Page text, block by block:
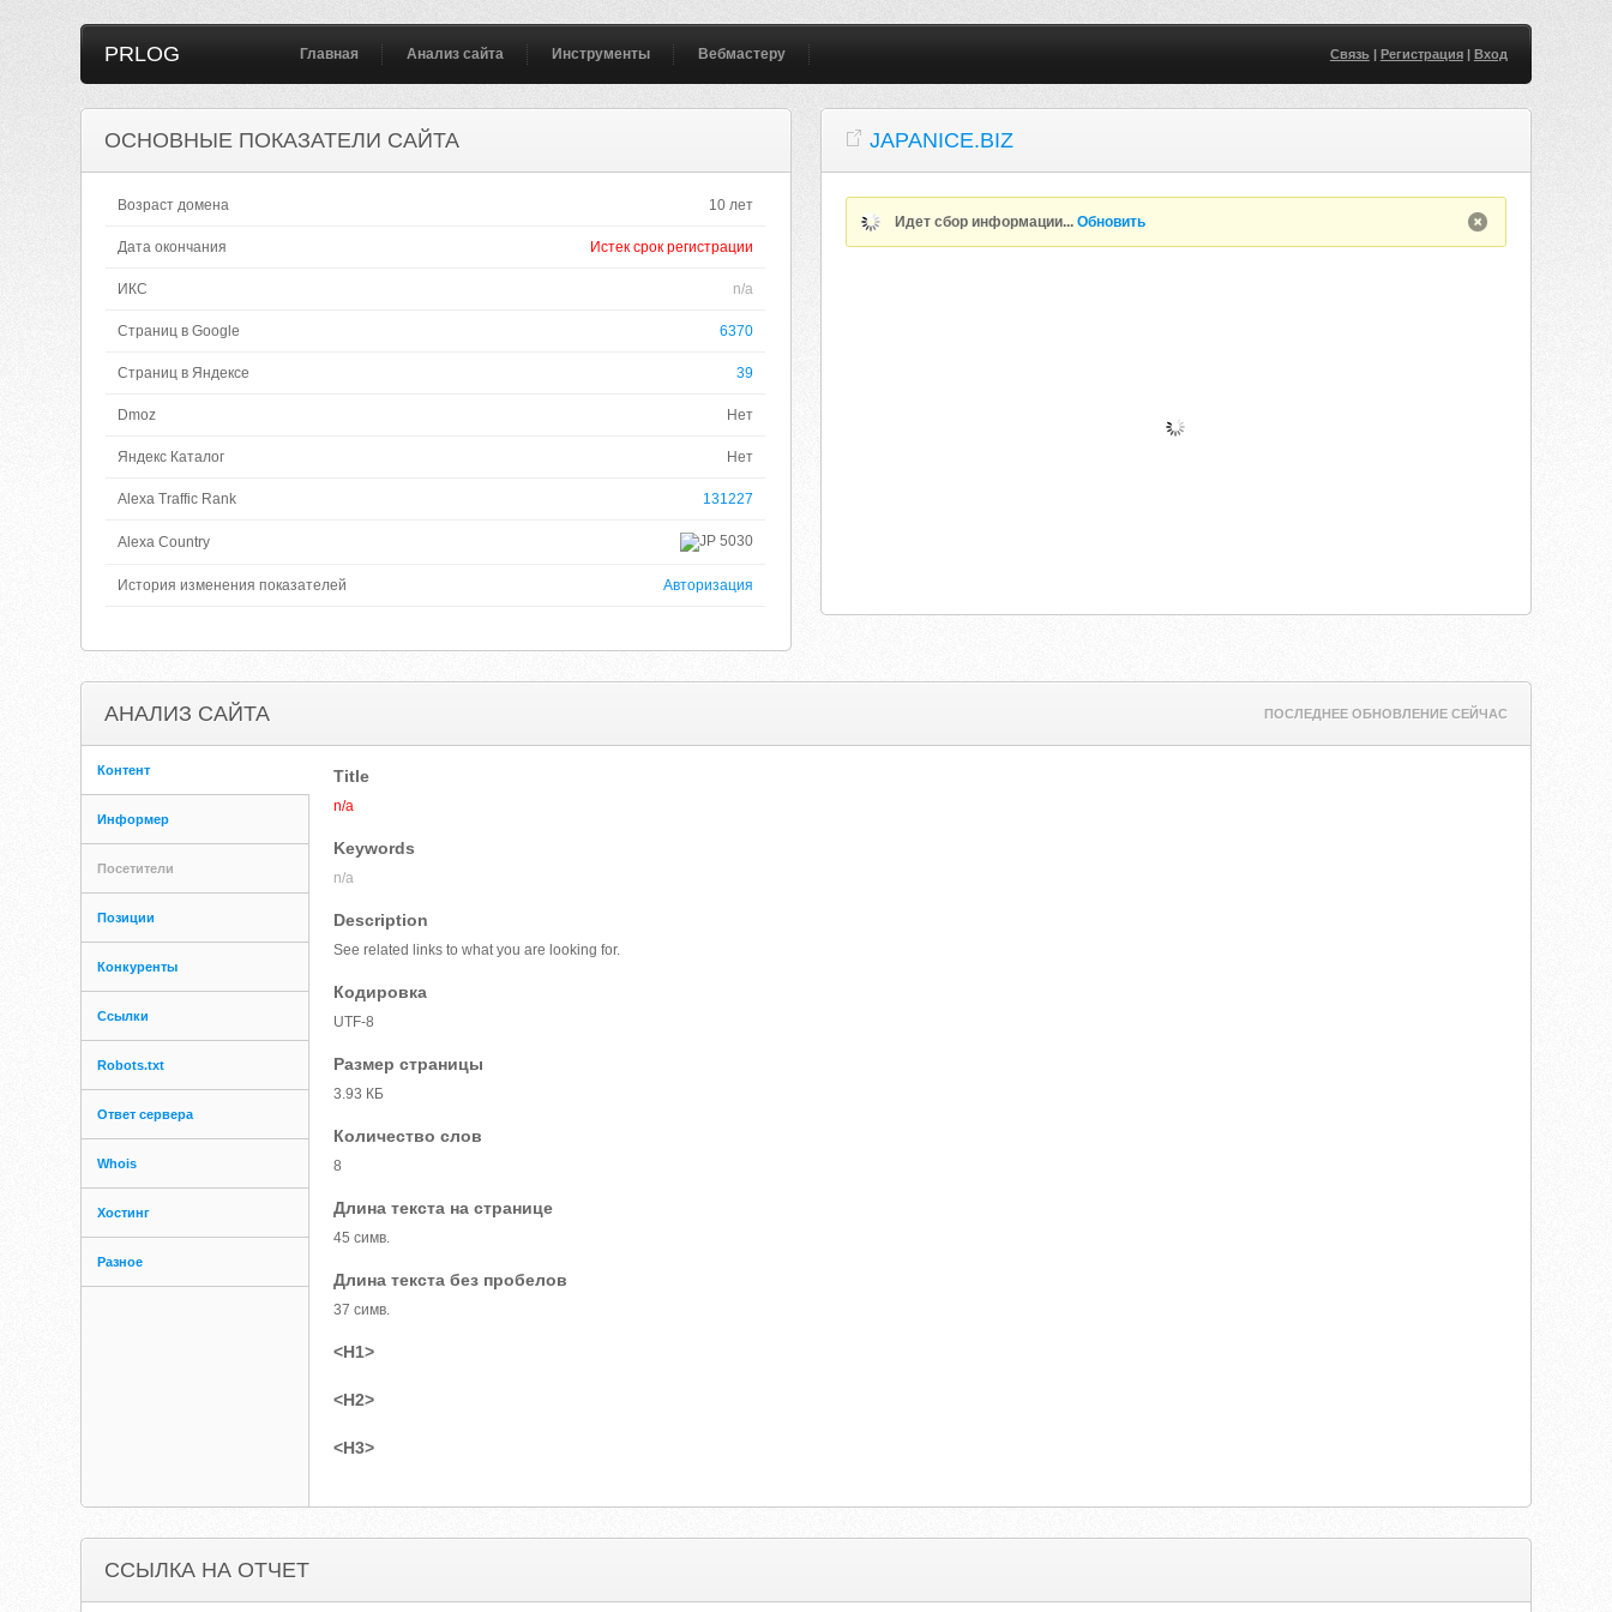
PRLOG Главная Анализ сайта Инструменты Вебмастеру Связь| Регистрация| Вход
ОСНОВНЫЕ ПОКАЗАТЕЛИ САЙТА
Возраст домена 10 лет
Дата окончания Истек срок регистрации
ИКС n/a
Страниц в Google 6370
Страниц в Яндексе 39
Dmoz Нет
Яндекс Каталог Нет
Alexa Traffic Rank 131227
Alexa Country 5030
История изменения показателей Авторизация
JAPANICE.BIZ
Идет сбор информации...Обновить
АНАЛИЗ САЙТА ПОСЛЕДНЕЕ ОБНОВЛЕНИЕ СЕЙЧАС
Контент
Информер
Посетители
Позиции
Конкуренты
Ссылки
Robots.txt
Ответ сервера
Whois
Хостинг
Разное
Title
n/a
Keywords
n/a
Description
See related links to what you are looking for.
Кодировка
UTF-8
Размер страницы
3.93 КБ
Количество слов
8
Длина текста на странице
45 симв.
Длина текста без пробелов
37 симв.
<H1>
<H2>
<H3>
ССЫЛКА НА ОТЧЕТ